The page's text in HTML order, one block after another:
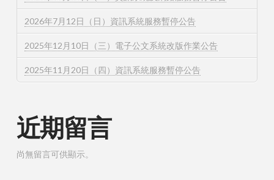
2026年7月12日（日）資訊系統服務暫停公告
2025年12月10日（三）電子公文系統改版作業公告
2025年11月20日（四）資訊系統服務暫停公告
近期留言
尚無留言可供顯示。